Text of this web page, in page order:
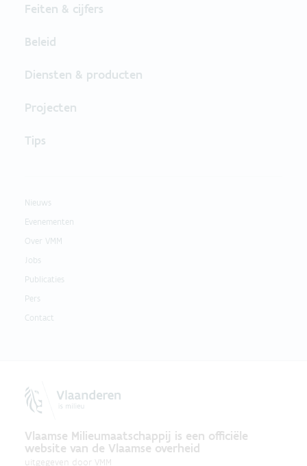
Feiten & cijfers
Beleid
Diensten & producten
Projecten
Tips
Nieuws
Evenementen
Over VMM
Jobs
Publicaties
Pers
Contact
Vlaamse Milieumaatschappij is een officiële
website van de Vlaamse overheid
uitgegeven door VMM